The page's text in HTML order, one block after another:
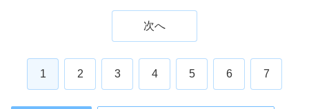
次へ
1 2 3 4 5 6 7